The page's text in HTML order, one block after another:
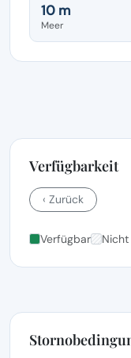
10 m
Meer
Verfügbarkeit
‹ Zurück
Verfügbar